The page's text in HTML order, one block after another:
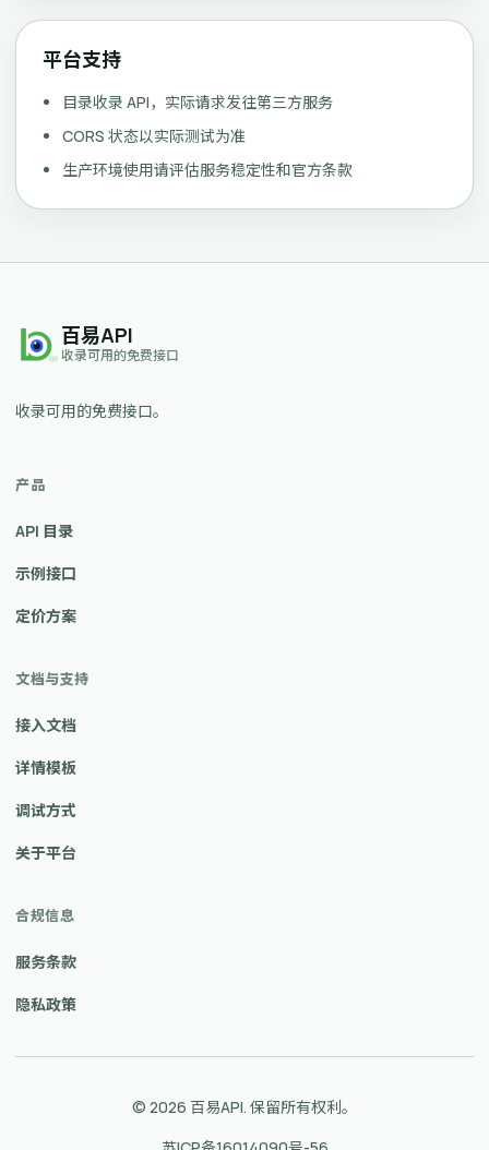
平台支持
目录收录 API，实际请求发往第三方服务
CORS 状态以实际测试为准
生产环境使用请评估服务稳定性和官方条款
百易API
收录可用的免费接口
收录可用的免费接口。
产品
API 目录
示例接口
定价方案
文档与支持
接入文档
详情模板
调试方式
关于平台
合规信息
服务条款
隐私政策
© 2026 百易API. 保留所有权利。